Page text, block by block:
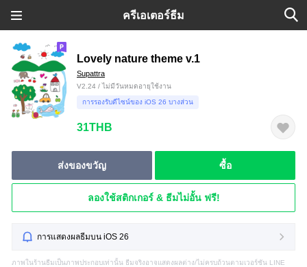
ครีเอเตอร์ธีม
Lovely nature theme v.1
Supattra
V2.24 / ไม่มีวันหมดอายุใช้งาน
การรองรับดีไซน์ของ iOS 26 บางส่วน
31THB
ส่งของขวัญ ซื้อ
ลองใช้สติกเกอร์ & ธีมไม่อั้น ฟรี!
การแสดงผลธีมบน iOS 26
ภาพในร้านธีมเป็นภาพประกอบเท่านั้น ธีมจริงอาจแสดงผลต่าง/ไม่ครบถ้วนตามเวอร์ชัน LINE